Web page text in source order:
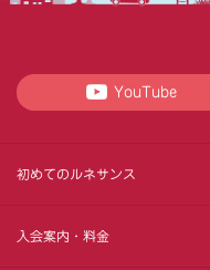
YouTube
初めてのルネサンス
入会案内・料金